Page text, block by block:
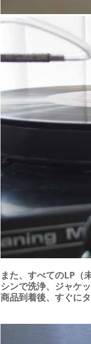
また、すべてのLP（
シンで洗浄、ジャケ
商品到着後、すぐに